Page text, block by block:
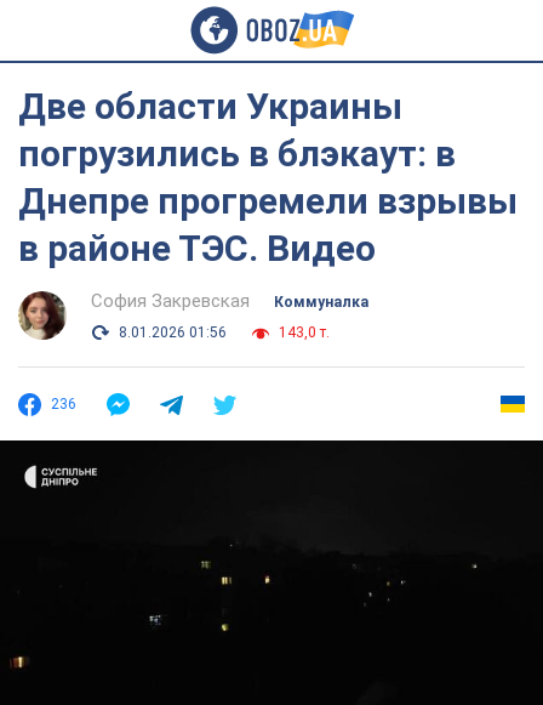
Две области Украины
погрузились в блэкаут: в
Днепре прогремели взрывы
в районе ТЭС. Видео
София Закревская
Коммуналка
8.01.2026 01:56
143,0 т.
236